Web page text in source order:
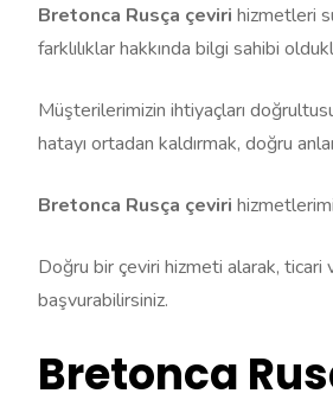
Bretonca Rusça çeviri hizmetleri
farklılıklar hakkında bilgi sahibi
Müşterilerimizin ihtiyaçları
hatayı ortadan kaldırmak, doğru
Bretonca Rusça çeviri
Doğru bir çeviri hizmeti alarak, ticari
başvurabilirsiniz.
Bretonca